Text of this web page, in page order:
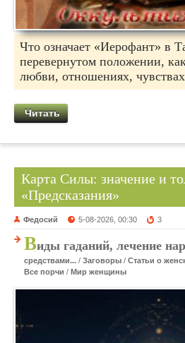
Что означает «Иерофант» в
перевернутом положении,
любви, отношениях,
Читать
Карта Силы: значение и
«Предсказания»
Федосий 5-08-2026, 00:30 3
Виды гаданий, лечение
средствами... / Заговоры / Статьи о
Все порчи / Мир женщины